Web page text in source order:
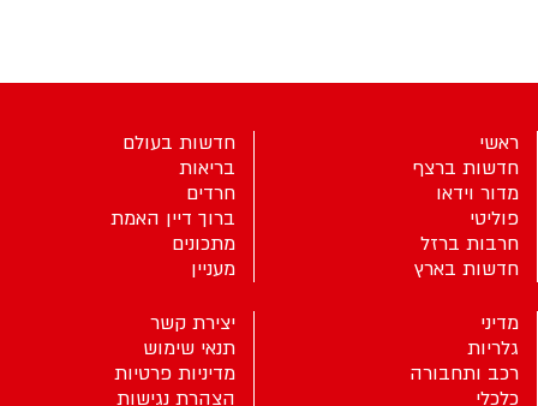
ראשי
חדשות ברצף
מדור וידאו
פוליטי
חרבות ברזל
חדשות בארץ
חדשות בעולם
בריאות
חרדים
ברוך דיין האמת
מתכונים
מעניין
מדיני
גלריות
רכב ותחבורה
כלכלי
יצירת קשר
תנאי שימוש
מדיניות פרטיות
הצהרת נגישות